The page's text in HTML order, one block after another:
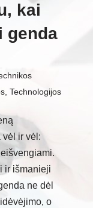
kai
genda
,Technologijos
vėl ir vėl:
ir išmanieji
ne dėl
o